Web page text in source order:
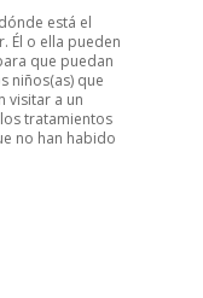
está el
Él o ella pueden
que puedan
niños(as) que
visitar a un
tratamientos
no han habido